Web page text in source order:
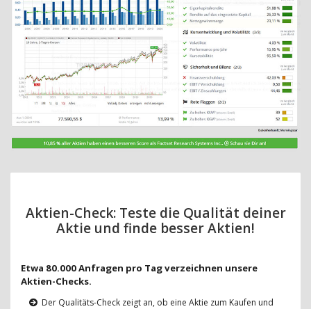
Aktien-Check: Teste die Qualität deiner
Aktie und finde besser Aktien!
Etwa 80.000 Anfragen pro Tag verzeichnen unsere
Aktien-Checks.
Der Qualitäts-Check zeigt an, ob eine Aktie zum Kaufen und